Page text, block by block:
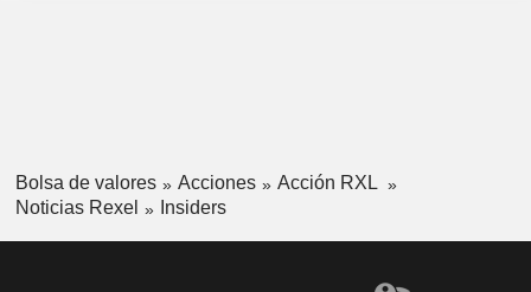
Bolsa de valores Acciones
Acción RXL
Noticias Rexel
Insiders